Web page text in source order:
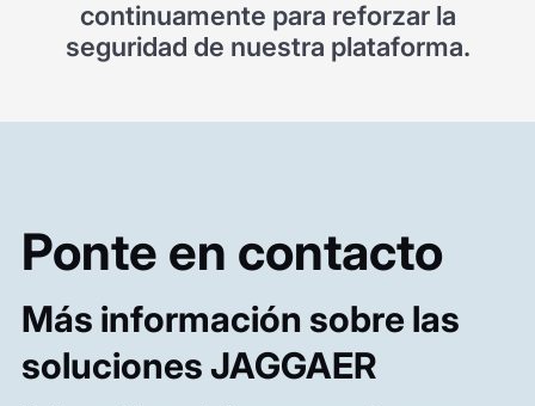
continuamente para reforzar la
seguridad de nuestra plataforma.
Ponte en contacto
Más información sobre las
soluciones JAGGAER